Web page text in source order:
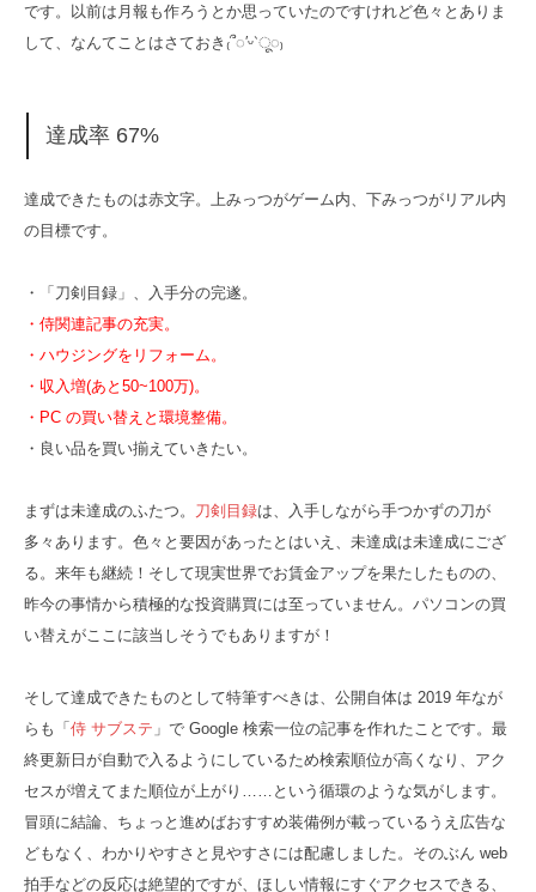
です。以前は月報も作ろうとか思っていたのですけれど色々とありま
して、なんてことはさておき₍՞◌′ᵕ‵ू◌₎
達成率 67%
達成できたものは赤文字。上みっつがゲーム内、下みっつがリアル内
の目標です。
・「刀剣目録」、入手分の完遂。
・侍関連記事の充実。
・ハウジングをリフォーム。
・収入増(あと50~100万)。
・PC の買い替えと環境整備。
・良い品を買い揃えていきたい。
まずは未達成のふたつ。 刀剣目録は、入手しながら手つかずの刀が
多々あります。色々と要因があったとはいえ、未達成は未達成にござ
る。来年も継続！そして現実世界でお賃金アップを果たしたものの、
昨今の事情から積極的な投資購買には至っていません。パソコンの買
い替えがここに該当しそうでもありますが！
そして達成できたものとして特筆すべきは、公開自体は 2019 年なが
らも「 侍 サブステ 」で Google 検索一位の記事を作れたことです。最
終更新日が自動で入るようにしているため検索順位が高くなり、アク
セスが増えてまた順位が上がり……という循環のような気がします。
冒頭に結論、ちょっと進めばおすすめ装備例が載っているうえ広告な
どもなく、わかりやすさと見やすさには配慮しました。そのぶん web
拍手などの反応は絶望的ですが、ほしい情報にすぐアクセスできる、